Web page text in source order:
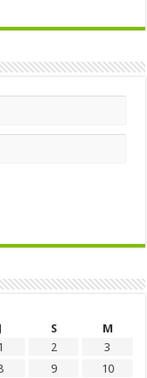
J S
M
2
3
9
10